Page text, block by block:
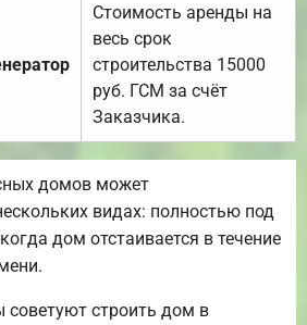
Стоимость аренды на
весь срок
строительства 15000
руб. ГСМ за счёт
Заказчика.
домов может
видах: полностью под
дом отстаивается в течение
советуют строить дом в